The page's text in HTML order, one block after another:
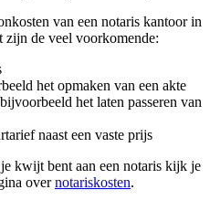
van een notaris kantoor in
de veel voorkomende:
het opmaken van een akte
het laten passeren van
naast een vaste prijs
kwijt bent aan een notaris kijk je
overnotariskosten.